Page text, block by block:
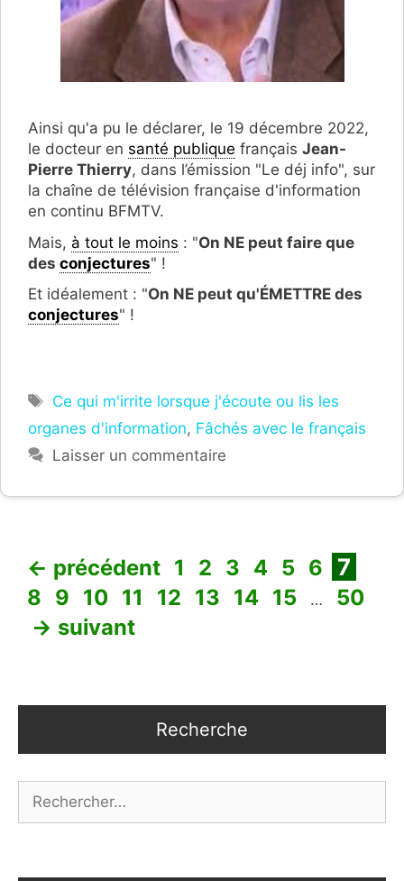
Ainsi qu'a pu le déclarer, le 19 décembre 2022,
le docteur en santé publique français Jean-
Pierre Thierry, dans l’émission "Le déj info", sur
la chaîne de télévision française d'information
en continu BFMTV.
Mais, à tout le moins : "On NE peut faire que
des conjectures" !
Et idéalement : "On NE peut qu'ÉMETTRE des
conjectures" !
Étiquettes
Ce qui m'irrite lorsque j'écoute ou lis les
organes d'information, Fâchés avec le français
Laisser un commentaire
← précédent Page
1 Page
2 Page
3 Page
4 Page
5 Page
6 Page
7
8 Page
9 Page
10 Page
11 Page
12 Page
13 Page
14 Page
15 … Page
50
→ suivant
Recherche